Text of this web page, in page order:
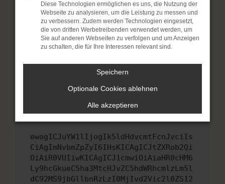
Veraltete Software birgt nicht nur ein
Sicherheitsrisiko, sondern kann auch dazu
führen, dass bestimmte Funktionen nicht mehr
unterstützt werden.
Wenn du alle oben genannten Schritte versucht
versuchen, das Problem zu beheben. Du kannst
uns diesen Text schicken, um uns bei der
Fehlersuche zu unterstützen:
ewogICJuYW1lIjogIk5ldHdvcmtFcnJvciIs
CiAgImNvbmZpZyI6IHsKICAgICJtZXRob2Qi
OiAiR0VUIiwKICAgICJ1cmwiOiAiaHR0cHM6
Ly9hcGkueC5ha3MtcHJvZC5hdWRhcmlzLm5l
dC92MS9jbGllbnRzLzI0MjIvd2Vic2l0ZS12
Diese Technologien ermöglichen es uns, die Nutzung der
Webseite zu analysieren, um die Leistung zu messen und
zu verbessern. Zudem werden Technologien eingesetzt,
die von dritten Werbetreibenden verwendet werden, um
Sie auf anderen Webseiten zu verfolgen und um Anzeigen
zu schalten, die für Ihre Interessen relevant sind.
Speichern
Optionale Cookies ablehnen
Alle akzeptieren